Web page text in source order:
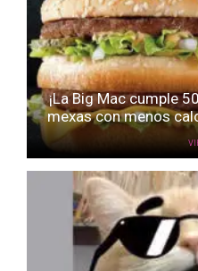
¡La Big Mac cumple
mexas con menos